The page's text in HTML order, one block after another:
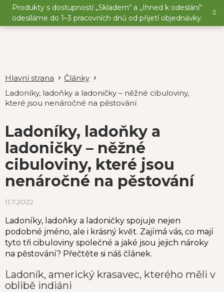
Přejít
obsah
Produkty s dostupností „Skladem“ a „Ihned k odeslání“
odesíláme do 1–3 pracovních dnů od přijetí objednávky.
Články
Ladoníky, ladoňky a ladoničky – něžné cibuloviny,
které jsou nenáročné na pěstování
Ladoníky, ladoňky a
ladoničky – něžné
cibuloviny, které jsou
nenáročné na pěstování
11.7.2022
Ladoníky, ladoňky a ladoničky spojuje nejen
podobné jméno, ale i krásný květ. Zajímá vás, co mají
tyto tři cibuloviny společné a jaké jsou jejich nároky
na pěstování? Přečtěte si náš článek.
Ladoník, americký krasavec, kterého měli v
oblibě indiáni